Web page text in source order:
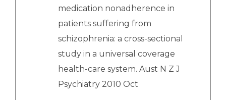
medication nonadherence in
patients suffering from
schizophrenia: a cross-sectional
study in a universal coverage
health-care system. Aust N Z J
Psychiatry 2010 Oct